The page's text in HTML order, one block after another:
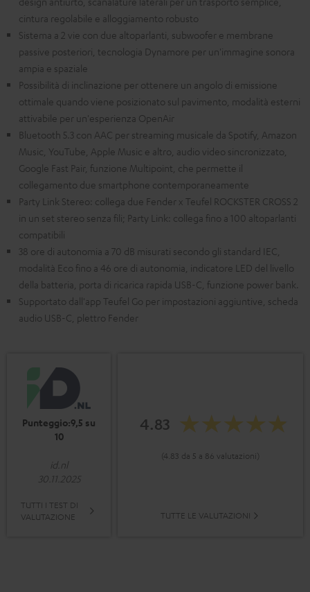
cintura regolabile e alloggiamento robusto
Sistema a 2 vie con due altoparlanti, subwoofer e membrane
passive posteriori, tecnologia Dynamore per un'immagine sonora
ampia e spaziale
Possibilità di inclinazione per ottenere un angolo di emissione
ottimale quando viene posizionato sul pavimento, modalità esterni
attivabile per un'esperienza OpenAir
Bluetooth 5.3 con AAC per streaming musicale da Spotify, Amazon
Music, YouTube, Apple Music e altro, audio video sincronizzato,
Google Fast Pair, funzione Multipoint, che permette il
collegamento due smartphone contemporaneamente
Party Link Stereo: collega due Fender x Teufel ROCKSTER CROSS 2
in un set stereo senza fili; Party Link: collega fino a 100 altoparlanti
compatibili
38 ore di autonomia a 70 dB misurati secondo gli standard IEC,
modalità Eco fino a 46 ore di autonomia, indicatore LED del livello
della batteria, porta di ricarica rapida USB-C, funzione power bank.
Supportato dall'app Teufel Go per impostazioni aggiuntive, scheda
audio USB-C, plettro Fender
Punteggio:9,5 su
10
id.nl
30.11.2025
TUTTI I TEST DI
VALUTAZIONE
4.83
(4.83 da 5 a 86 valutazioni)
TUTTE LE VALUTAZIONI